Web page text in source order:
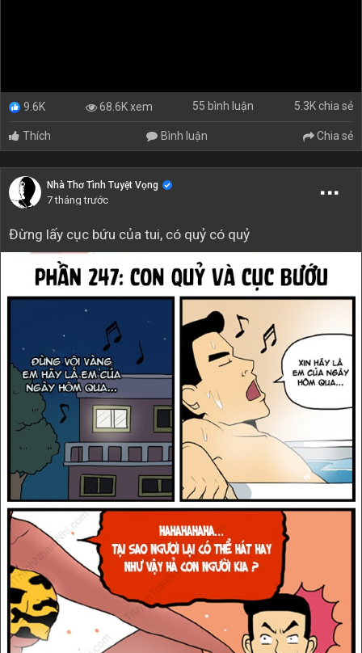
9.6K 68.6K xem 55 bình luận 5.3K chia sẻ
Thích Bình luận Chia sẻ
Nhà Thơ Tình Tuyệt Vọng
7 tháng trước
Đừng lấy cục bứu của tui, có quỷ có quỷ